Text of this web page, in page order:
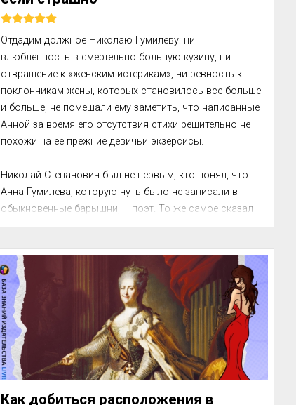
Отдадим должное Николаю Гумилеву: ни
влюбленность в смертельно больную кузину, ни
отвращение к «женским истерикам», ни ревность к
поклонникам жены, которых становилось все больше
и больше, не помешали ему заметить, что написанные
Анной за время его отсутствия стихи решительно не
похожи на ее прежние девичьи экзерсисы.
Николай Степанович был не первым, кто понял, что
Анна Гумилева, которую чуть было не записали в
обыкновенные барышни, – поэт. То же самое сказал
ей Георгий Чулков, когда, опоздав на царскосельский
Как добиться расположения в